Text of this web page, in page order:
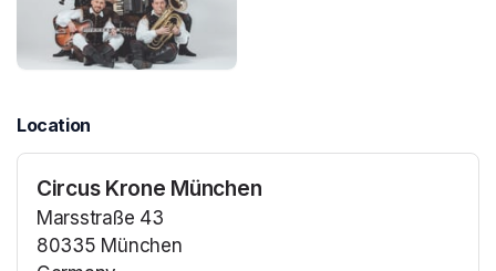
Location
Circus Krone München
Marsstraße 43
80335 München